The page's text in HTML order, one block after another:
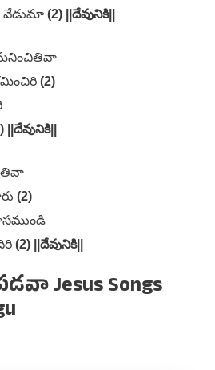
వేడుమా (2) ||దేవునికి||
(2)
||దేవునికి||
(2)
(2) ||దేవునికి||
Jesus Songs